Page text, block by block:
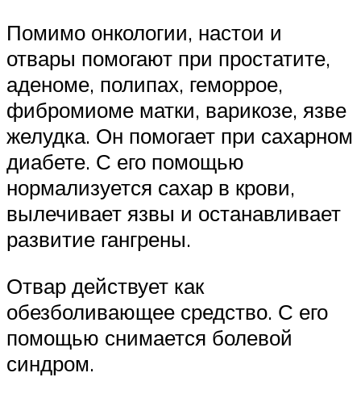
Помимо онкологии, настои и
отвары помогают при простатите,
аденоме, полипах, геморрое,
фибромиоме матки, варикозе, язве
желудка. Он помогает при сахарном
диабете. С его помощью
нормализуется сахар в крови,
вылечивает язвы и останавливает
развитие гангрены.
Отвар действует как
обезболивающее средство. С его
помощью снимается болевой
синдром.